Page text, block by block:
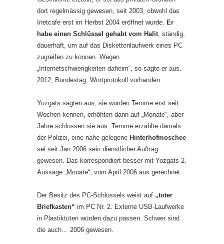
dort regelmässig gewesen, seit 2003, obwohl das
Inetcafe erst im Herbst 2004 eröffnet wurde. Er
habe einen Schlüssel gehabt vom Halit, ständig,
dauerhaft, um auf das Diskettenlaufwerk eines PC
zugreifen zu können. Wegen
„Internetschwierigkeiten daheim“, so sagte er aus.
2012, Bundestag, Wortprotokoll vorhanden.
Yozgats sagten aus, sie würden Temme erst seit
Wochen kennen, erhöhten dann auf „Monate“, aber
Jahre schlossen sie aus. Temme erzählte damals
der Polizei, eine nahe gelegene Hinterhofmoschee
sei seit Jan 2006 sein dienstlicher Auftrag
gewesen. Das korrespondiert besser mit Yozgats 2.
Aussage „Monate“, vom April 2006 aus gerechnet.
Der Besitz des PC-Schlüssels weist auf „toter
Briefkasten“ im PC Nr. 2. Externe USB-Laufwerke
in Plastiktüten würden dazu passen. Schwer sind
die auch… 2006 gewesen.